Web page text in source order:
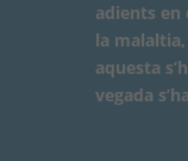
adients en
la
aquesta
vegada